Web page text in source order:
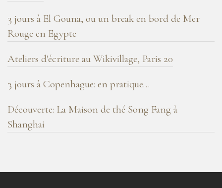
3 jours à El Gouna, ou un break en bord de Mer
Rouge en Egypte
Ateliers d'écriture au Wikivillage, Paris 20
3 jours à Copenhague: en pratique…
Découverte: La Maison de thé Song Fang à
Shanghai